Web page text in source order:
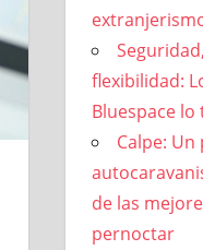
flexibilidad:
Bluespace
Calpe:
de las
pernoctar